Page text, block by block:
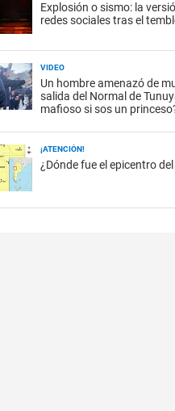
Explosión o sismo: la
redes sociales tras el
VIDEO
Un hombre amenazó de
salida del Normal de
mafioso si sos un
¡ATENCIÓN!
¿Dónde fue el epicentro